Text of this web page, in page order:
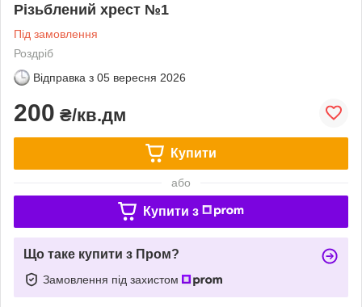
Різьблений хрест №1
Під замовлення
Роздріб
Відправка з 05 вересня 2026
200 ₴/кв.дм
Купити
або
Купити з
Що таке купити з Пром?
Замовлення під захистом